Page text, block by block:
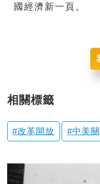
國經濟新一頁。
相關標籤
改革開放 中美